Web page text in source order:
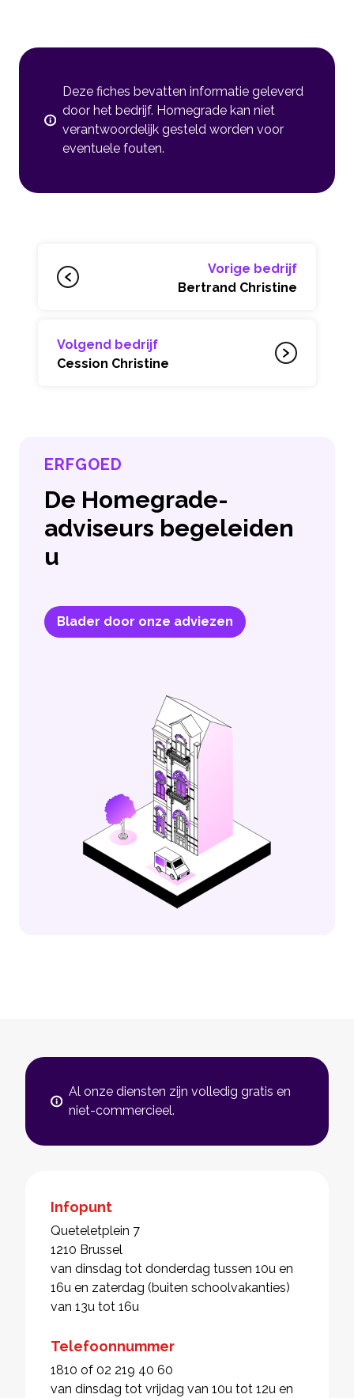
Deze fiches bevatten informatie geleverd
door het bedrijf. Homegrade kan niet
verantwoordelijk gesteld worden voor
eventuele fouten.
Vorige bedrijf
Bertrand Christine
Volgend bedrijf
Cession Christine
ERFGOED
De Homegrade-
adviseurs begeleiden
u
Blader door onze adviezen
Al onze diensten zijn volledig gratis en
niet-commercieel.
Infopunt
Queteletplein 7
1210 Brussel
van dinsdag tot donderdag tussen 10u en
16u en zaterdag (buiten schoolvakanties)
van 13u tot 16u
Telefoonnummer
1810 of 02 219 40 60
van dinsdag tot vrijdag van 10u tot 12u en